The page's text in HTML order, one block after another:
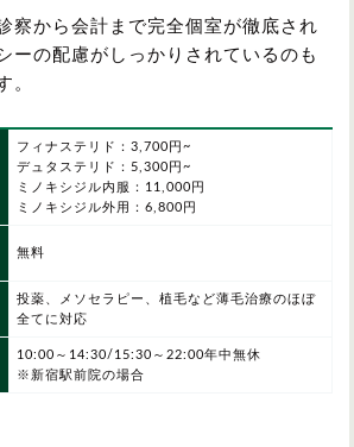
察から会計まで完全個室が徹底され
ーの配慮がしっかりされているのも
。
フィナステリド：3,700円~
デュタステリド：5,300円~
ミノキシジル内服：11,000円
ミノキシジル外用：6,800円
無料
投薬、メソセラピー、植毛など薄毛治療のほぼ
全てに対応
10:00～14:30/15:30～22:00年中無休
※新宿駅前院の場合